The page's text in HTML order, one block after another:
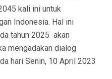
kali ini untuk
Indonesia. Hal ini
tahun 2025 akan
mengadakan dialog
hari Senin, 10 April 2023